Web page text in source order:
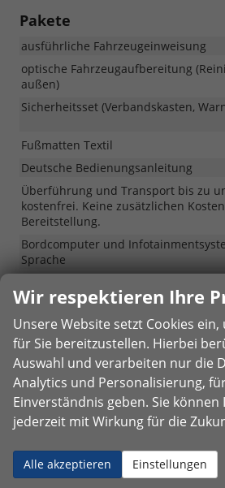
Pakete
ausführliche Fahrzeugeinweisung
optische Fahrzeugaufbereitung
außen)
Sicherheitsset (Verbandskasten,
Fußmatten Textil
Deutsche Bedienungsanleitung
Überführung und Transport bis zu
kostenfrei. Keine zusätzlichen
Bereitstellung.
Bordcomputer und
Sprache
Innen
Bordcomputer mit 4,2-Zoll-Display
Klimaanlage
Fensterheber elektrisch für vordere
Fensterheber elektrisch für hintere
Lenkrad höhen- und längsverstellbar
Lenkrad mit Multifunktion
Wir respektieren Ihre
Unsere Website setzt Cookies
für Sie bereitzustellen. Hierbei
Auswahl und verarbeiten nur die
Analytics und Personalisierung,
Einverständnis geben. Sie
jederzeit mit Wirkung für die
Alle akzeptieren Einstellungen